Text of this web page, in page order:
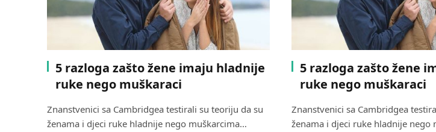
5 razloga zašto žene imaju hladnije
ruke nego muškaraci
Znanstvenici sa Cambridgea testirali su teoriju da su
ženama i djeci ruke hladnije nego muškarcima…
5 razloga zašto žene
ruke nego muškaraci
Znanstvenici sa Cambridgea
ženama i djeci ruke hladnije nego